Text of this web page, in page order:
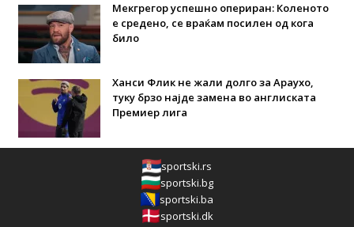
Мекгрегор успешно опериран: Коленото
е средено, се враќам посилен од кога
било
Ханси Флик не жали долго за Араухо,
туку брзо најде замена во англиската
Премиер лига
sportski.rs
sportski.bg
sportski.ba
sportski.dk